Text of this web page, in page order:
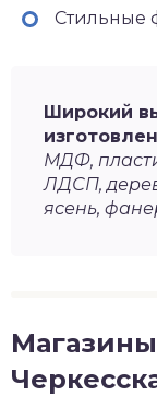
Стильные
Широкий
МДФ,
ЛДСП,
ясень,